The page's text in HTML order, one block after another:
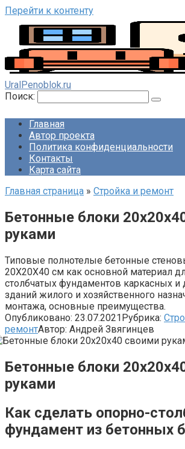
Перейти к контенту
UralPenoblok.ru
Поиск:
Главная
Автор проекта
Политика конфиденциальности
Контакты
Карта сайта
Главная страница » Стройка и ремонт
Бетонные блоки
руками
Типовые полнотелые бетонные
20Х20Х40 см как основной материал
столбчатых фундаментов каркасных
зданий жилого и хозяйственного
монтажа, основные преимущества.
Опубликовано: 23.07.2021Рубрика:
ремонтАвтор: Андрей Звягинцев
Бетонные блоки
руками
Как сделать опорно-
фундамент из бетонных